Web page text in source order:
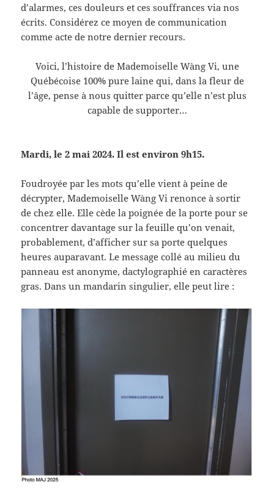
d’alarmes, ces douleurs et ces souffrances via nos
écrits. Considérez ce moyen de communication
comme acte de notre dernier recours.
Voici, l’histoire de Mademoiselle Wàng Vi, une
Québécoise 100% pure laine qui, dans la fleur de
l’âge, pense à nous quitter parce qu’elle n’est plus
capable de supporter…
Mardi, le 2 mai 2024. Il est environ 9h15.
Foudroyée par les mots qu’elle vient à peine de
décrypter, Mademoiselle Wàng Vi renonce à sortir
de chez elle. Elle cède la poignée de la porte pour se
concentrer davantage sur la feuille qu’on venait,
probablement, d’afficher sur sa porte quelques
heures auparavant. Le message collé au milieu du
panneau est anonyme, dactylographié en caractères
gras. Dans un mandarin singulier, elle peut lire :